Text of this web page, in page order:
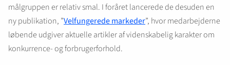
målgruppen er relativ smal. I foråret lancerede de desuden en
ny publikation, ”Velfungerede markeder”, hvor medarbejderne
løbende udgiver aktuelle artikler af videnskabelig karakter om
konkurrence- og forbrugerforhold.